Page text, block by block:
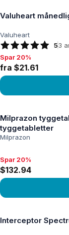
Valuheart
Valuheart
53
Spar 20%, fra
Spar 20%
fra $21.61
Milprazon
tyggetabletter
Milprazon
Spar 20%, $132.94
Spar 20%
$132.94
Interceptor